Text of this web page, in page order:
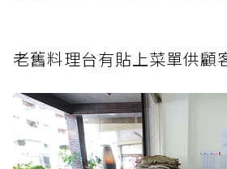
老舊料理台有貼上菜單供顧